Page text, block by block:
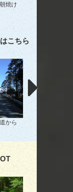
焼け
こちら
から